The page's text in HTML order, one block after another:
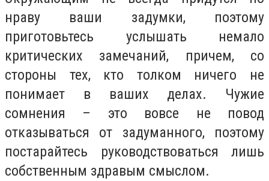
нраву ваши задумки, поэтому
приготовьтесь услышать немало
критических замечаний, причем, со
стороны тех, кто толком ничего не
понимает в ваших делах. Чужие
сомнения – это вовсе не повод
отказываться от задуманного, поэтому
постарайтесь руководствоваться лишь
собственным здравым смыслом.